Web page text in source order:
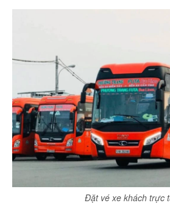
Đặt vé xe khách trực